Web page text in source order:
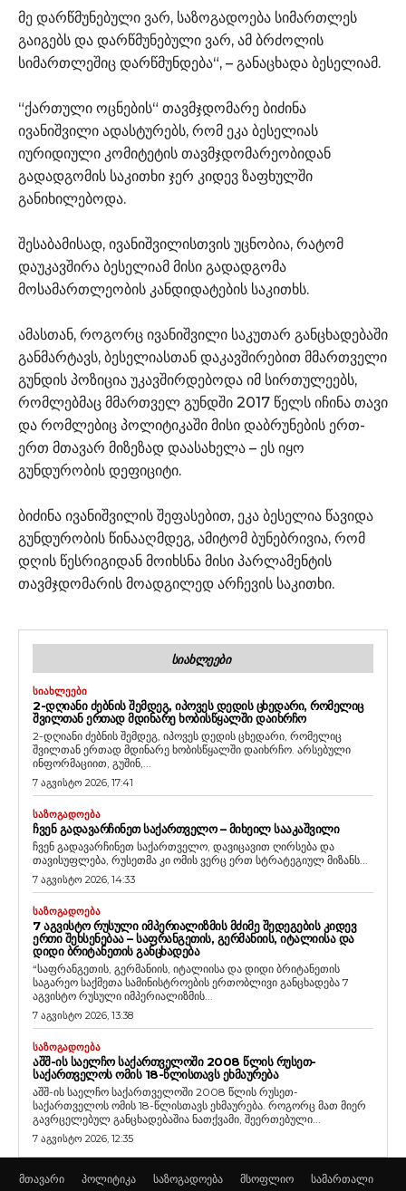
მე დარწმუნებული ვარ, საზოგადოება სიმართლეს
გაიგებს და დარწმუნებული ვარ, ამ ბრძოლის
სიმართლეშიც დარწმუნდება“, – განაცხადა ბესელიამ.
“ქართული ოცნების“ თავმჯდომარე ბიძინა
ივანიშვილი ადასტურებს, რომ ეკა ბესელიას
იურიდიული კომიტეტის თავმჯდომარეობიდან
გადადგომის საკითხი ჯერ კიდევ ზაფხულში
განიხილებოდა.
შესაბამისად, ივანიშვილისთვის უცნობია, რატომ
დაუკავშირა ბესელიამ მისი გადადგომა
მოსამართლეობის კანდიდატების საკითხს.
ამასთან, როგორც ივანიშვილი საკუთარ განცხადებაში
განმარტავს, ბესელიასთან დაკავშირებით მმართველი
გუნდის პოზიცია უკავშირდებოდა იმ სირთულეებს,
რომლებმაც მმართველ გუნდში 2017 წელს იჩინა თავი
და რომლებიც პოლიტიკაში მისი დაბრუნების ერთ-
ერთ მთავარ მიზეზად დაასახელა – ეს იყო
გუნდურობის დეფიციტი.
ბიძინა ივანიშვილის შეფასებით, ეკა ბესელია წავიდა
გუნდურობის წინააღმდეგ, ამიტომ ბუნებრივია, რომ
დღის წესრიგიდან მოიხსნა მისი პარლამენტის
თავმჯდომარის მოადგილედ არჩევის საკითხი.
ᲡᲘᲐᲮᲚᲔᲔᲑᲘ
ᲡᲘᲐᲮᲚᲔᲔᲑᲘ
2-ᲓᲦᲘᲐᲜᲘ ᲫᲔᲑᲜᲘᲡ ᲨᲔᲛᲓᲔᲒ, ᲘᲞᲝᲕᲔᲡ ᲓᲔᲓᲘᲡ ᲪᲮᲔᲓᲐᲠᲘ, ᲠᲝᲛᲔᲚᲘᲪ
ᲨᲕᲘᲚᲗᲐᲜ ᲔᲠᲗᲐᲓ ᲛᲓᲘᲜᲐᲠᲔ ᲮᲝᲑᲘᲡᲬᲧᲐᲚᲨᲘ ᲓᲐᲘᲮᲠᲩᲝ
2-დღიანი ძებნის შემდეგ, იპოვეს დედის ცხედარი, რომელიც
შვილთან ერთად მდინარე ხობისწყალში დაიხრჩო. არსებული
ინფორმაციით, გუშინ,...
7 აგვისტო 2026, 17:41
ᲡᲐᲖᲝᲒᲐᲓᲝᲔᲑᲐ
ᲩᲕᲔᲜ ᲒᲐᲓᲐᲕᲐᲠᲩᲘᲜᲔᲗ ᲡᲐᲥᲐᲠᲗᲕᲔᲚᲝ – ᲛᲘᲮᲔᲘᲚ ᲡᲐᲐᲙᲐᲨᲕᲘᲚᲘ
ჩვენ გადავარჩინეთ საქართველო, დავიცავით ღირსება და
თავისუფლება, რუსეთმა კი ომის ვერც ერთ სტრატეგიულ მიზანს...
7 აგვისტო 2026, 14:33
ᲡᲐᲖᲝᲒᲐᲓᲝᲔᲑᲐ
7 ᲐᲒᲕᲘᲡᲢᲝ ᲠᲣᲡᲣᲚᲘ ᲘᲛᲞᲔᲠᲘᲐᲚᲘᲖᲛᲘᲡ ᲛᲫᲘᲛᲔ ᲨᲔᲓᲔᲒᲔᲑᲘᲡ ᲙᲘᲓᲔᲕ
ᲔᲠᲗᲘ ᲨᲔᲮᲡᲔᲜᲔᲑᲐᲐ – ᲡᲐᲤᲠᲐᲜᲒᲔᲗᲘᲡ, ᲒᲔᲠᲛᲐᲜᲘᲘᲡ, ᲘᲢᲐᲚᲘᲘᲡᲐ ᲓᲐ
ᲓᲘᲓᲘ ᲑᲠᲘᲢᲐᲜᲔᲗᲘᲡ ᲒᲐᲜᲪᲮᲐᲓᲔᲑᲐ
“საფრანგეთის, გერმანიის, იტალიისა და დიდი ბრიტანეთის
საგარეო საქმეთა სამინისტროების ერთობლივი განცხადება 7
აგვისტო რუსული იმპერიალიზმის...
7 აგვისტო 2026, 13:38
ᲡᲐᲖᲝᲒᲐᲓᲝᲔᲑᲐ
ᲐᲨᲨ-ᲘᲡ ᲡᲐᲔᲚᲩᲝ ᲡᲐᲥᲐᲠᲗᲕᲔᲚᲝᲨᲘ 2008 ᲬᲚᲘᲡ ᲠᲣᲡᲔᲗ-
ᲡᲐᲥᲐᲠᲗᲕᲔᲚᲝᲡ ᲝᲛᲘᲡ 18-ᲬᲚᲘᲡᲗᲐᲕᲡ ᲔᲮᲛᲐᲣᲠᲔᲑᲐ
აშშ-ის საელჩო საქართველოში 2008 წლის რუსეთ-
საქართველოს ომის 18-წლისთავს ეხმაურება. როგორც მათ მიერ
გავრცელებულ განცხადებაშია ნათქვამი, შეერთებული...
7 აგვისტო 2026, 12:35
მთავარი პოლიტიკა საზოგადოება მსოფლიო
სამართალი